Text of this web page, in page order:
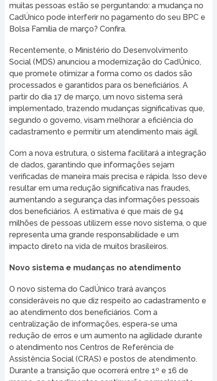
muitas pessoas estão se perguntando: a mudança no
CadÚnico pode interferir no pagamento do seu BPC e
Bolsa Família de março? Confira.
Recentemente, o Ministério do Desenvolvimento
Social (MDS) anunciou a modernização do CadÚnico,
que promete otimizar a forma como os dados são
processados e garantidos para os beneficiários. A
partir do dia 17 de março, um novo sistema será
implementado, trazendo mudanças significativas que,
segundo o governo, visam melhorar a eficiência do
cadastramento e permitir um atendimento mais ágil.
Com a nova estrutura, o sistema facilitará a integração
de dados, garantindo que informações sejam
verificadas de maneira mais precisa e rápida. Isso deve
resultar em uma redução significativa nas fraudes,
aumentando a segurança das informações pessoais
dos beneficiários. A estimativa é que mais de 94
milhões de pessoas utilizem esse novo sistema, o que
representa uma grande responsabilidade e um
impacto direto na vida de muitos brasileiros.
Novo sistema e mudanças no atendimento
O novo sistema do CadÚnico trará avanços
consideráveis no que diz respeito ao cadastramento e
ao atendimento dos beneficiários. Com a
centralização de informações, espera-se uma
redução de erros e um aumento na agilidade durante
o atendimento nos Centros de Referência de
Assistência Social (CRAS) e postos de atendimento.
Durante a transição que ocorrerá entre 1º e 16 de